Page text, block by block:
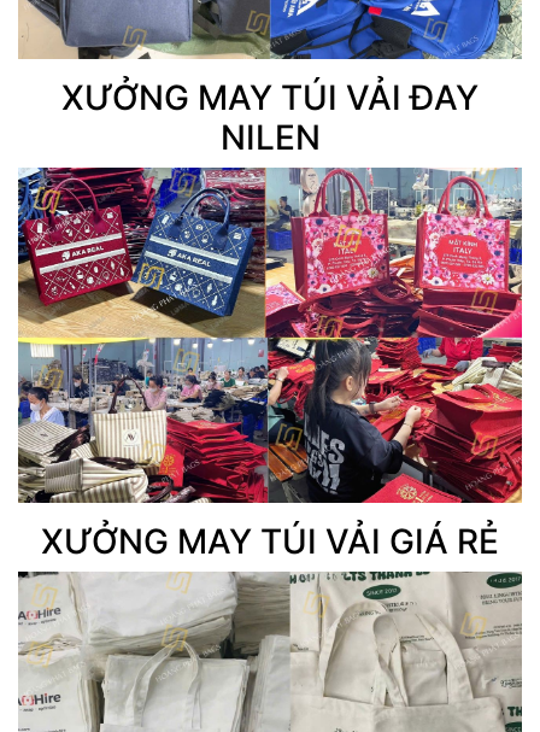
XƯỞNG MAY TÚI VẢI ĐAY
NILEN
XƯỞNG MAY TÚI VẢI GIÁ RẺ